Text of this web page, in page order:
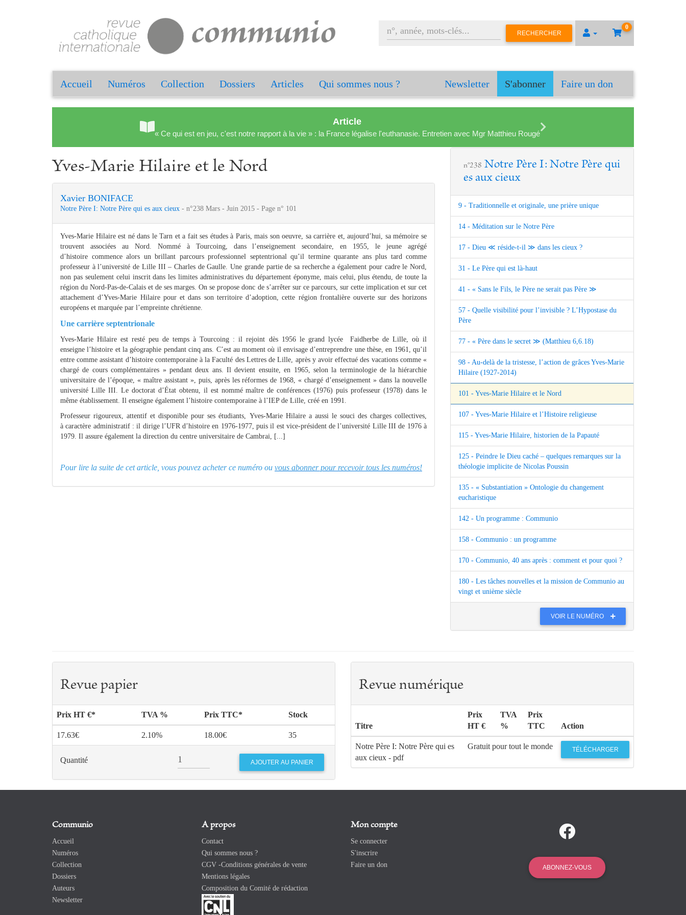
0
RECHERCHER
Accueil Numéros Collection Dossiers Articles Qui sommes nous ? Newsletter S'abonner Faire un don
Article
« Ce qui est en jeu, c'est notre rapport à la vie » : la France légalise l'euthanasie. Entretien avec Mgr Matthieu Rougé
Yves-Marie Hilaire et le Nord
Xavier BONIFACE
Notre Père I: Notre Père qui es aux cieux - n°238 Mars - Juin 2015 - Page n° 101
Yves-Marie Hilaire est né dans le Tarn et a fait ses études à Paris, mais son oeuvre, sa carrière et, aujourd’hui, sa mémoire se
trouvent associées au Nord. Nommé à Tourcoing, dans l’enseignement secondaire, en 1955, le jeune agrégé
d’histoire commence alors un brillant parcours professionnel septentrional qu’il termine quarante ans plus tard comme
professeur à l’université de Lille III – Charles de Gaulle. Une grande partie de sa recherche a également pour cadre le Nord,
non pas seulement celui inscrit dans les limites administratives du département éponyme, mais celui, plus étendu, de toute la
région du Nord-Pas-de-Calais et de ses marges. On se propose donc de s’arrêter sur ce parcours, sur cette implication et sur cet
attachement d’Yves-Marie Hilaire pour et dans son territoire d’adoption, cette région frontalière ouverte sur des horizons
européens et marquée par l’empreinte chrétienne.
Une carrière septentrionale
Yves-Marie Hilaire est resté peu de temps à Tourcoing : il rejoint dès 1956 le grand lycée Faidherbe de Lille, où il
enseigne l’histoire et la géographie pendant cinq ans. C’est au moment où il envisage d’entreprendre une thèse, en 1961, qu’il
entre comme assistant d’histoire contemporaine à la Faculté des Lettres de Lille, après y avoir effectué des vacations comme «
chargé de cours complémentaires » pendant deux ans. Il devient ensuite, en 1965, selon la terminologie de la hiérarchie
universitaire de l’époque, « maître assistant », puis, après les réformes de 1968, « chargé d’enseignement » dans la nouvelle
université Lille III. Le doctorat d’État obtenu, il est nommé maître de conférences (1976) puis professeur (1978) dans le
même établissement. Il enseigne également l’histoire contemporaine à l’IEP de Lille, créé en 1991.
Professeur rigoureux, attentif et disponible pour ses étudiants, Yves-Marie Hilaire a aussi le souci des charges collectives,
à caractère administratif : il dirige l’UFR d’histoire en 1976-1977, puis il est vice-président de l’université Lille III de 1976 à
1979. Il assure également la direction du centre universitaire de Cambrai, [...]
Pour lire la suite de cet article, vous pouvez acheter ce numéro ou vous abonner pour recevoir tous les numéros!
n°238 Notre Père I: Notre Père qui
es aux cieux
9 - Traditionnelle et originale, une prière unique
14 - Méditation sur le Notre Père
17 - Dieu ≪ réside-t-il ≫ dans les cieux ?
31 - Le Père qui est là-haut
41 - « Sans le Fils, le Père ne serait pas Père ≫
57 - Quelle visibilité pour l’invisible ? L’Hypostase du
Père
77 - « Père dans le secret ≫ (Matthieu 6,6.18)
98 - Au-delà de la tristesse, l’action de grâces Yves-Marie
Hilaire (1927-2014)
101 - Yves-Marie Hilaire et le Nord
107 - Yves-Marie Hilaire et l’Histoire religieuse
115 - Yves-Marie Hilaire, historien de la Papauté
125 - Peindre le Dieu caché – quelques remarques sur la
théologie implicite de Nicolas Poussin
135 - « Substantiation » Ontologie du changement
eucharistique
142 - Un programme : Communio
158 - Communio : un programme
170 - Communio, 40 ans après : comment et pour quoi ?
180 - Les tâches nouvelles et la mission de Communio au
vingt et unième siècle
VOIR LE NUMÉRO
Revue papier
Prix HT €* TVA % Prix TTC* Stock
17.63€ 2.10% 18.00€ 35
Quantité
Revue numérique
Titre
Prix
HT €
TVA
%
Prix
TTC
Action
Notre Père I: Notre Père qui es
aux cieux - pdf
Gratuit pour tout le monde TÉLÉCHARGER
Communio
Accueil
Numéros
Collection
Dossiers
Auteurs
Newsletter
A propos
Contact
Qui sommes nous ?
CGV -Conditions générales de vente
Mentions légales
Composition du Comité de rédaction
Mon compte
Se connecter
S'inscrire
Faire un don
ABONNEZ-VOUS